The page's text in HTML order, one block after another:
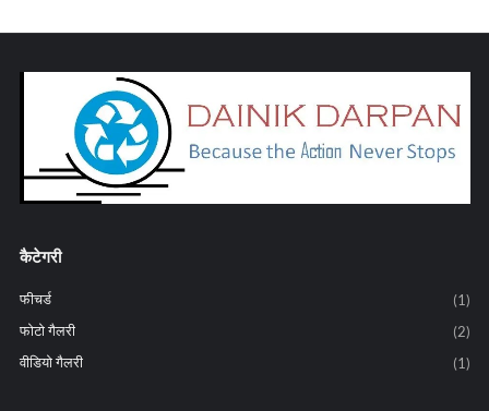
कैटेगरी
फीचर्ड
(1)
फोटो गैलरी
(2)
वीडियो गैलरी
(1)